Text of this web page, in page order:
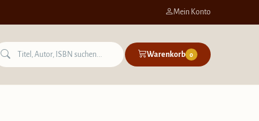
Mein Konto
Warenkorb 0